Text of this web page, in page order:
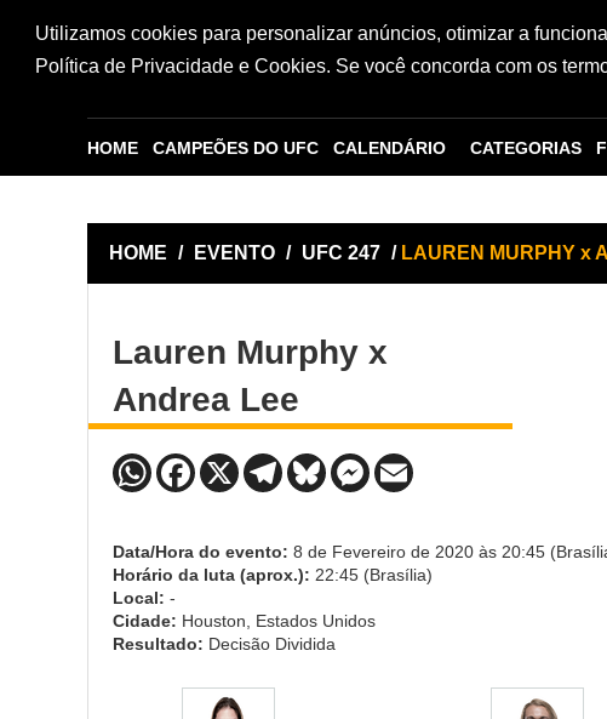
Utilizamos cookies para personalizar anúncios, otimizar a
Política de Privacidade e Cookies. Se você concorda com os
HOME CAMPEÕES DO UFC CALENDÁRIO CATEGORIAS
HOME / EVENTO / UFC 247 / LAUREN MURPHY x
Lauren Murphy x
Andrea Lee
Data/Hora do evento: 8 de Fevereiro de 2020 às 20:45
Horário da luta (aprox.): 22:45 (Brasília)
Local: -
Cidade: Houston, Estados Unidos
Resultado: Decisão Dividida